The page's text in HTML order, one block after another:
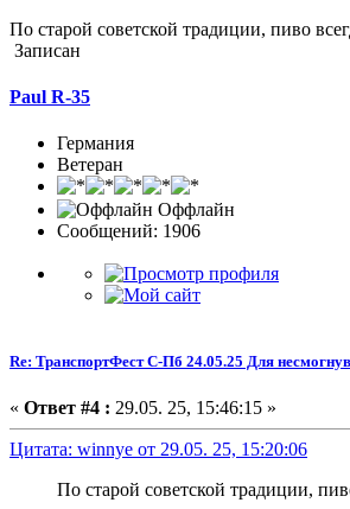
По старой советской традиции, пиво
Записан
Paul R-35
Германия
Ветеран
Оффлайн
Сообщений: 1906
Re: ТранспортФест С-Пб 24.05.25 Для
« Ответ #4 : 29.05. 25, 15:46:15 »
Цитата: winnye от 29.05. 25, 15:20:06
По старой советской традиции,